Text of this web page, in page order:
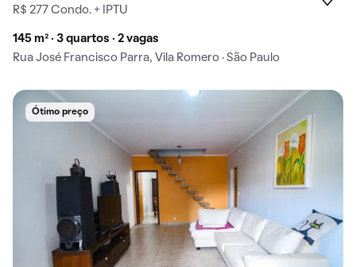
R$ 277 Condo. + IPTU
145 m² · 3 quartos · 2 vagas
Rua José Francisco Parra, Vila Romero · São Paulo
Ótimo preço